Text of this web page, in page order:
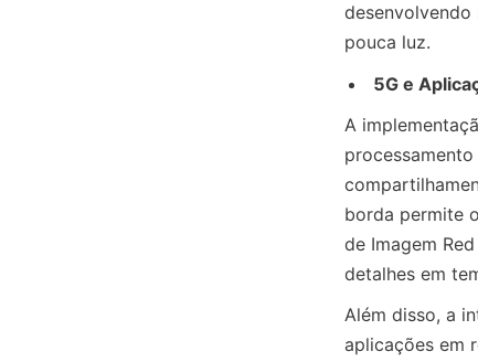
pouca luz.
5G e
A
borda permite
de Imagem
detalhes em
Além disso, a
aplicações em